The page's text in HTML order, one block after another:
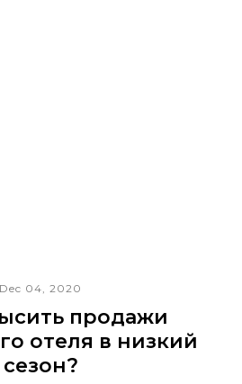
Dec 04, 2020
продажи
отеля в низкий
сезон?